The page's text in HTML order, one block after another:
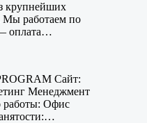
крупнейших
Мы работаем по
оплата…
Сайт:
Менеджмент
работы: Офис